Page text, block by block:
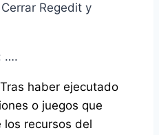
Regedit y
….
haber ejecutado
o juegos que
los recursos del